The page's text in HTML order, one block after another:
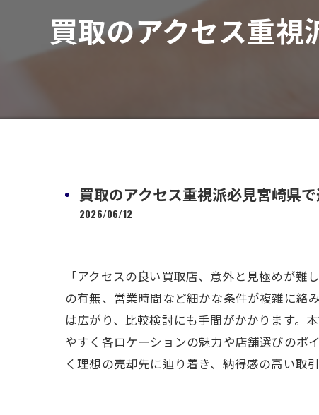
買取のアクセス重
買取のアクセス重視派必見宮崎県
2026/06/12
「アクセスの良い買取店、意外と見極めが
の有無、営業時間など細かな条件が複雑に絡
は広がり、比較検討にも手間がかかります。
やすく各ロケーションの魅力や店舗選びのポ
く理想の売却先に辿り着き、納得感の高い取